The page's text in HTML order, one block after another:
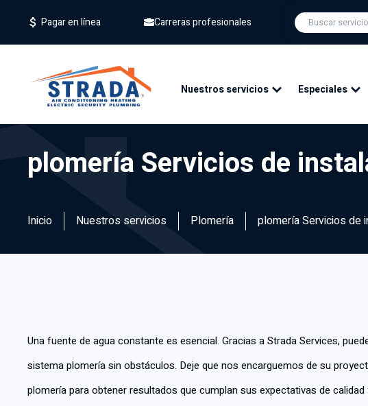
Pagar en línea Carreras profesionales
Nuestros servicios Especiales
plomería Servicios de
Inicio Nuestros servicios Plomería plomería Servicios de
Una fuente de agua constante es esencial. Gracias a Strada Services,
sistema plomería sin obstáculos. Deje que nos encarguemos de su
plomería para obtener resultados que cumplan sus expectativas de calidad